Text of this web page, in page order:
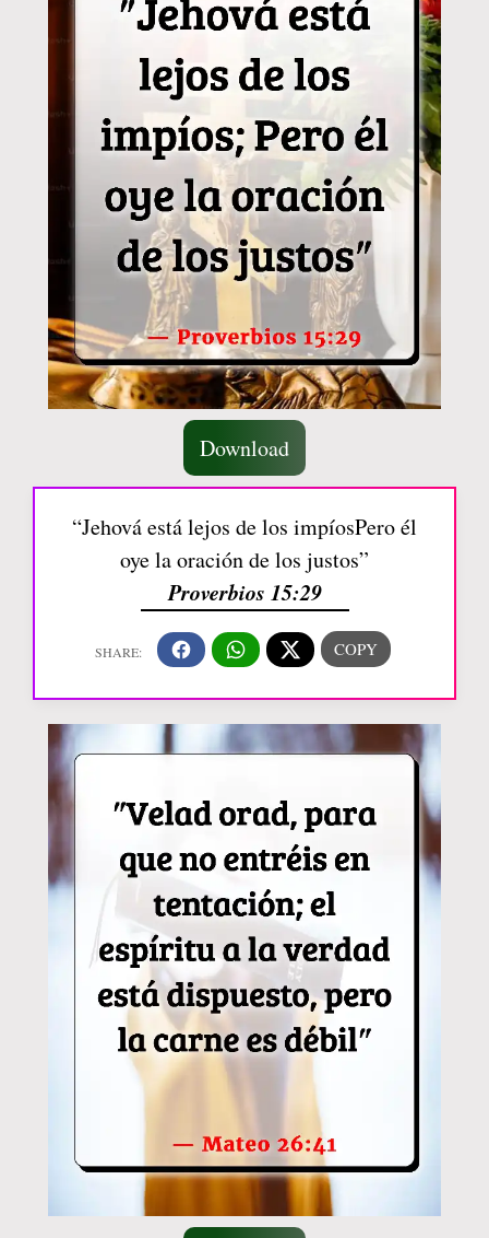
Download
“Jehová está lejos de los impíosPero él
oye la oración de los justos”
Proverbios 15:29